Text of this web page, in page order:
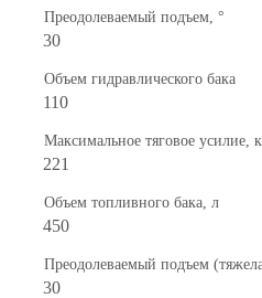
Преодолеваемый подъем, °
30
Объем гидравлического бака
110
Максимальное тяговое усилие,
221
Объем топливного бака, л
450
Преодолеваемый подъем
30